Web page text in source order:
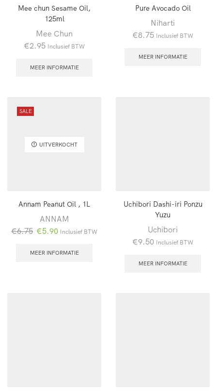
Mee chun Sesame Oil,
125ml
Mee Chun
€2.95 Inclusief BTW
MEER INFORMATIE
Pure Avocado Oil
Niharti
€8.75 Inclusief BTW
MEER INFORMATIE
SALE
UITVERKOCHT
Annam Peanut Oil , 1L
ANNAM
€6.75 Oorspronkelijke
was:
€5.90Huidige
is:
Inclusief BTW
MEER INFORMATIE
Uchibori Dashi-iri Ponzu
Yuzu
Uchibori
€9.50 Inclusief BTW
MEER INFORMATIE